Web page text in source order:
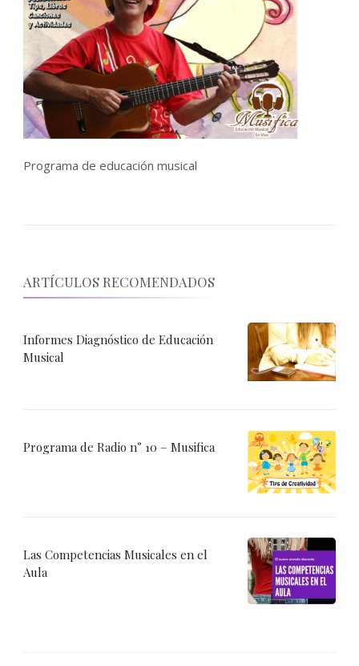
Programa de educación musical
ARTÍCULOS RECOMENDADOS
Informes Diagnóstico de Educación
Musical
Programa de Radio n° 10 – Musifica
Las Competencias Musicales en el
Aula